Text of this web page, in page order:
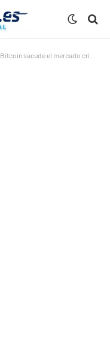
Bitcoin sacude el mercado cripto: 7 señales esenciales hoy